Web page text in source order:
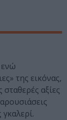
της εικόνας,
σταθερές αξίες